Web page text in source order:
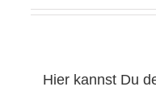
Hier kannst Du